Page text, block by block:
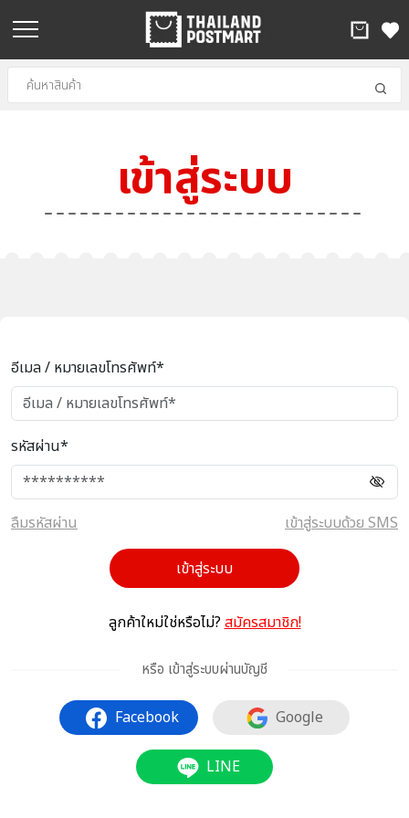
เข้าสู่ระบบ
อีเมล / หมายเลขโทรศัพท์*
รหัสผ่าน*
ลืมรหัสผ่าน เข้าสู่ระบบด้วย SMS
เข้าสู่ระบบ
ลูกค้าใหม่ใช่หรือไม่?สมัครสมาชิก!
หรือ เข้าสู่ระบบผ่านบัญชี
Facebook Google
LINE